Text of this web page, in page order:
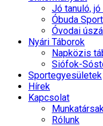
Jó tanuló,
Óbuda
Óvodai
Nyári Táborok
Napközis
Siófok-
Sportegyesületek
Hírek
Kapcsolat
Rólunk